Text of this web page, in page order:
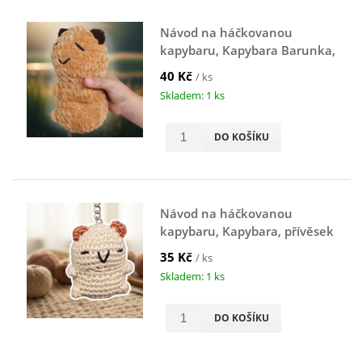
Návod na háčkovanou
kapybaru, Kapybara Barunka,
40 Kč / ks
Skladem: 1 ks
DO KOŠÍKU
Návod na háčkovanou
kapybaru, Kapybara, přívěsek
35 Kč / ks
Skladem: 1 ks
DO KOŠÍKU